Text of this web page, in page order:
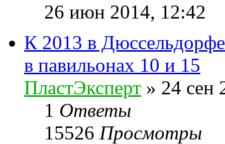
26 июн 2014, 12:42
К 2013 в
в павильонах 10 и 15
ПластЭксперт » 24 сен
1 Ответы
15526 Просмотры